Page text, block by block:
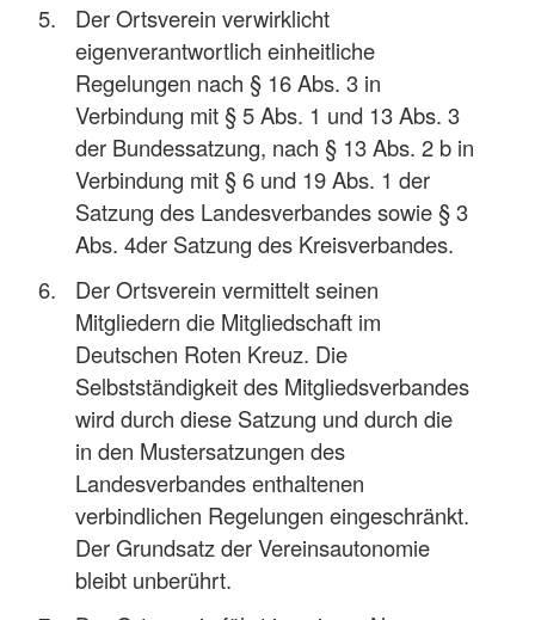
Der Ortsverein verwirklicht
eigenverantwortlich einheitliche
Regelungen nach § 16 Abs. 3 in
Verbindung mit § 5 Abs. 1 und 13 Abs. 3
der Bundessatzung, nach § 13 Abs. 2 b in
Verbindung mit § 6 und 19 Abs. 1 der
Satzung des Landesverbandes sowie § 3
Abs. 4der Satzung des Kreisverbandes.
Der Ortsverein vermittelt seinen
Mitgliedern die Mitgliedschaft im
Deutschen Roten Kreuz. Die
Selbstständigkeit des Mitgliedsverbandes
wird durch diese Satzung und durch die
in den Mustersatzungen des
Landesverbandes enthaltenen
verbindlichen Regelungen eingeschränkt.
Der Grundsatz der Vereinsautonomie
bleibt unberührt.